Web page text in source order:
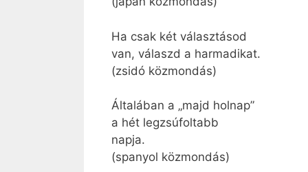
Ha csak két választásod
van, válaszd a harmadikat.
(zsidó közmondás)
Általában a „majd holnap”
a hét legzsúfoltabb
napja.
(spanyol közmondás)